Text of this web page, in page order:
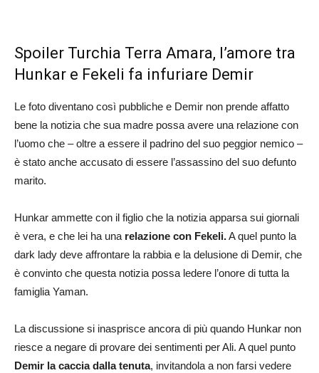
Spoiler Turchia Terra Amara, l’amore tra
Hunkar e Fekeli fa infuriare Demir
Le foto diventano così pubbliche e Demir non prende affatto
bene la notizia che sua madre possa avere una relazione con
l’uomo che – oltre a essere il padrino del suo peggior nemico –
è stato anche accusato di essere l’assassino del suo defunto
marito.
Hunkar ammette con il figlio che la notizia apparsa sui giornali
è vera, e che lei ha una relazione con Fekeli.A quel punto la
dark lady deve affrontare la rabbia e la delusione di Demir, che
è convinto che questa notizia possa ledere l’onore di tutta la
famiglia Yaman.
La discussione si inasprisce ancora di più quando Hunkar non
riesce a negare di provare dei sentimenti per Ali. A quel punto
Demir la caccia dalla tenuta, invitandola a non farsi vedere